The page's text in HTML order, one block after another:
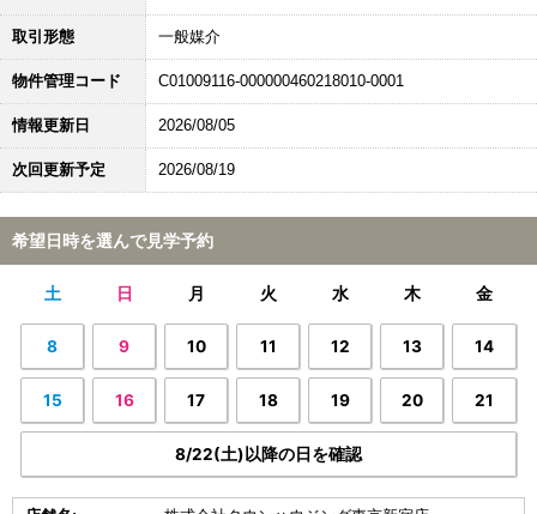
取引形態 一般媒介
物件管理コード C01009116-000000460218010-0001
情報更新日 2026/08/05
次回更新予定 2026/08/19
希望日時を選んで見学予約
土 日 月 火 水 木 金
8 9 10 11 12 13 14
15 16 17 18 19 20 21
8/22(土)以降の日を確認